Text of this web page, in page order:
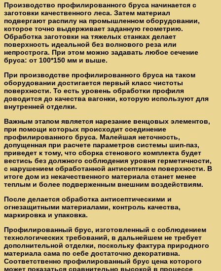
Производство профилированного бруса начинается с
заготовки качественного леса. Затем материал
подвергают распилу на промышленном оборудовании,
которое точно выдерживает заданную геометрию.
Обработка заготовки на тяжелых станках делает
поверхность идеальной без волнового реза или
непрострога. При этом можно задавать любое сечение
бруса: от 100*150 мм и выше.
При производстве профилированного бруса на таком
оборудовании достигается первый класс чистоты
поверхности. То есть уровень обработки профиля
доводится до качества вагонки, которую используют для
внутренней отделки.
Важным этапом является нарезание венцовых элементов,
при помощи которых происходит соединение
профилированного бруса. Малейшая неточность,
допущенная при расчете параметров системы шип-паз,
приведет к тому, что сборка стенового комплекта будет
вестись без должного соблюдения уровня герметичности,
с нарушением обработанной антисептиком поверхности. В
итоге дом из некачественного материала станет менее
теплым и более подверженным внешним воздействиям.
После делается обработка антисептическими и
огнезащитными материалами, контроль качества,
маркировка и упаковка.
Профилированный брус, изготовленный с соблюдением
технологических требований, в дальнейшем не требует
дополнительной отделки, поскольку фактура природного
материала сама по себе достаточно декоративна.
Соответственно профилированный брус цена которого
может показаться сравнительно высокой в процессе